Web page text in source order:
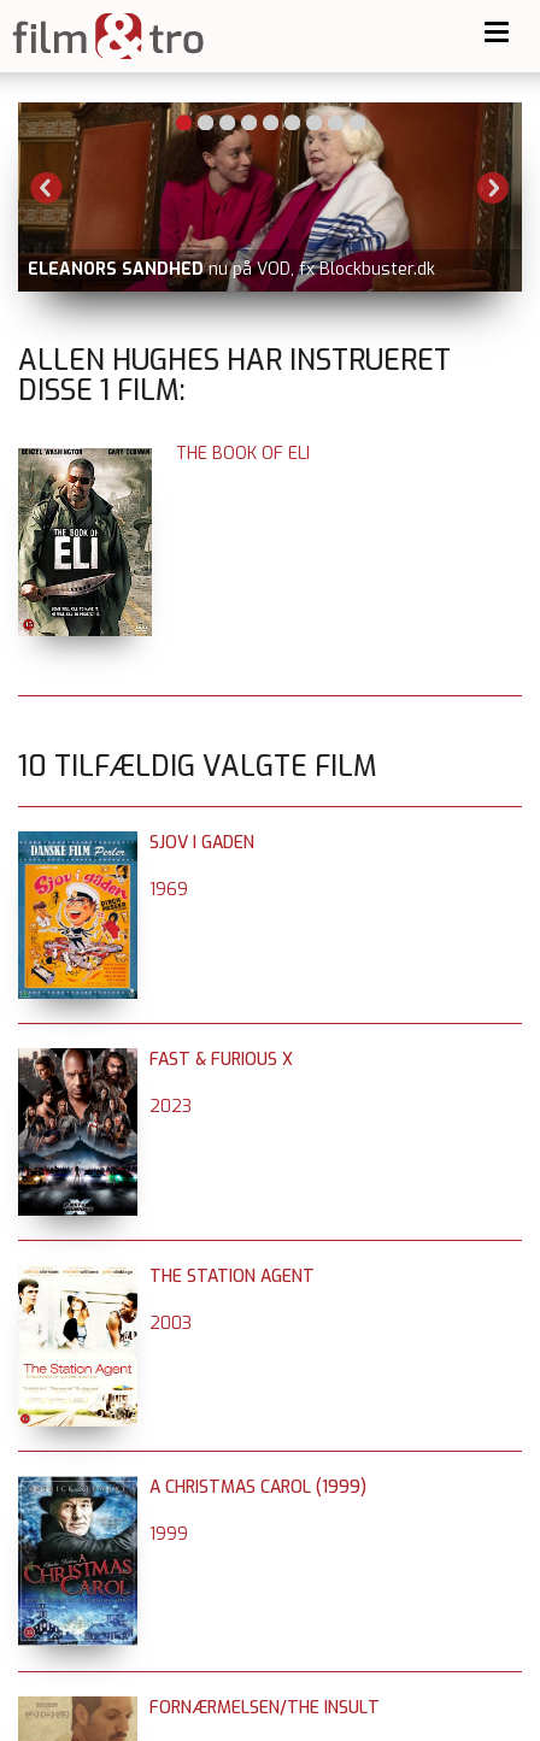
ELEANORS SANDHED nu på VOD, fx Blockbuster.dk
ALLEN HUGHES HAR INSTRUERET
DISSE 1 FILM:
THE BOOK OF ELI
10 TILFÆLDIG VALGTE FILM
SJOV I GADEN
1969
FAST & FURIOUS X
2023
THE STATION AGENT
2003
A CHRISTMAS CAROL (1999)
1999
FORNÆRMELSEN/THE INSULT